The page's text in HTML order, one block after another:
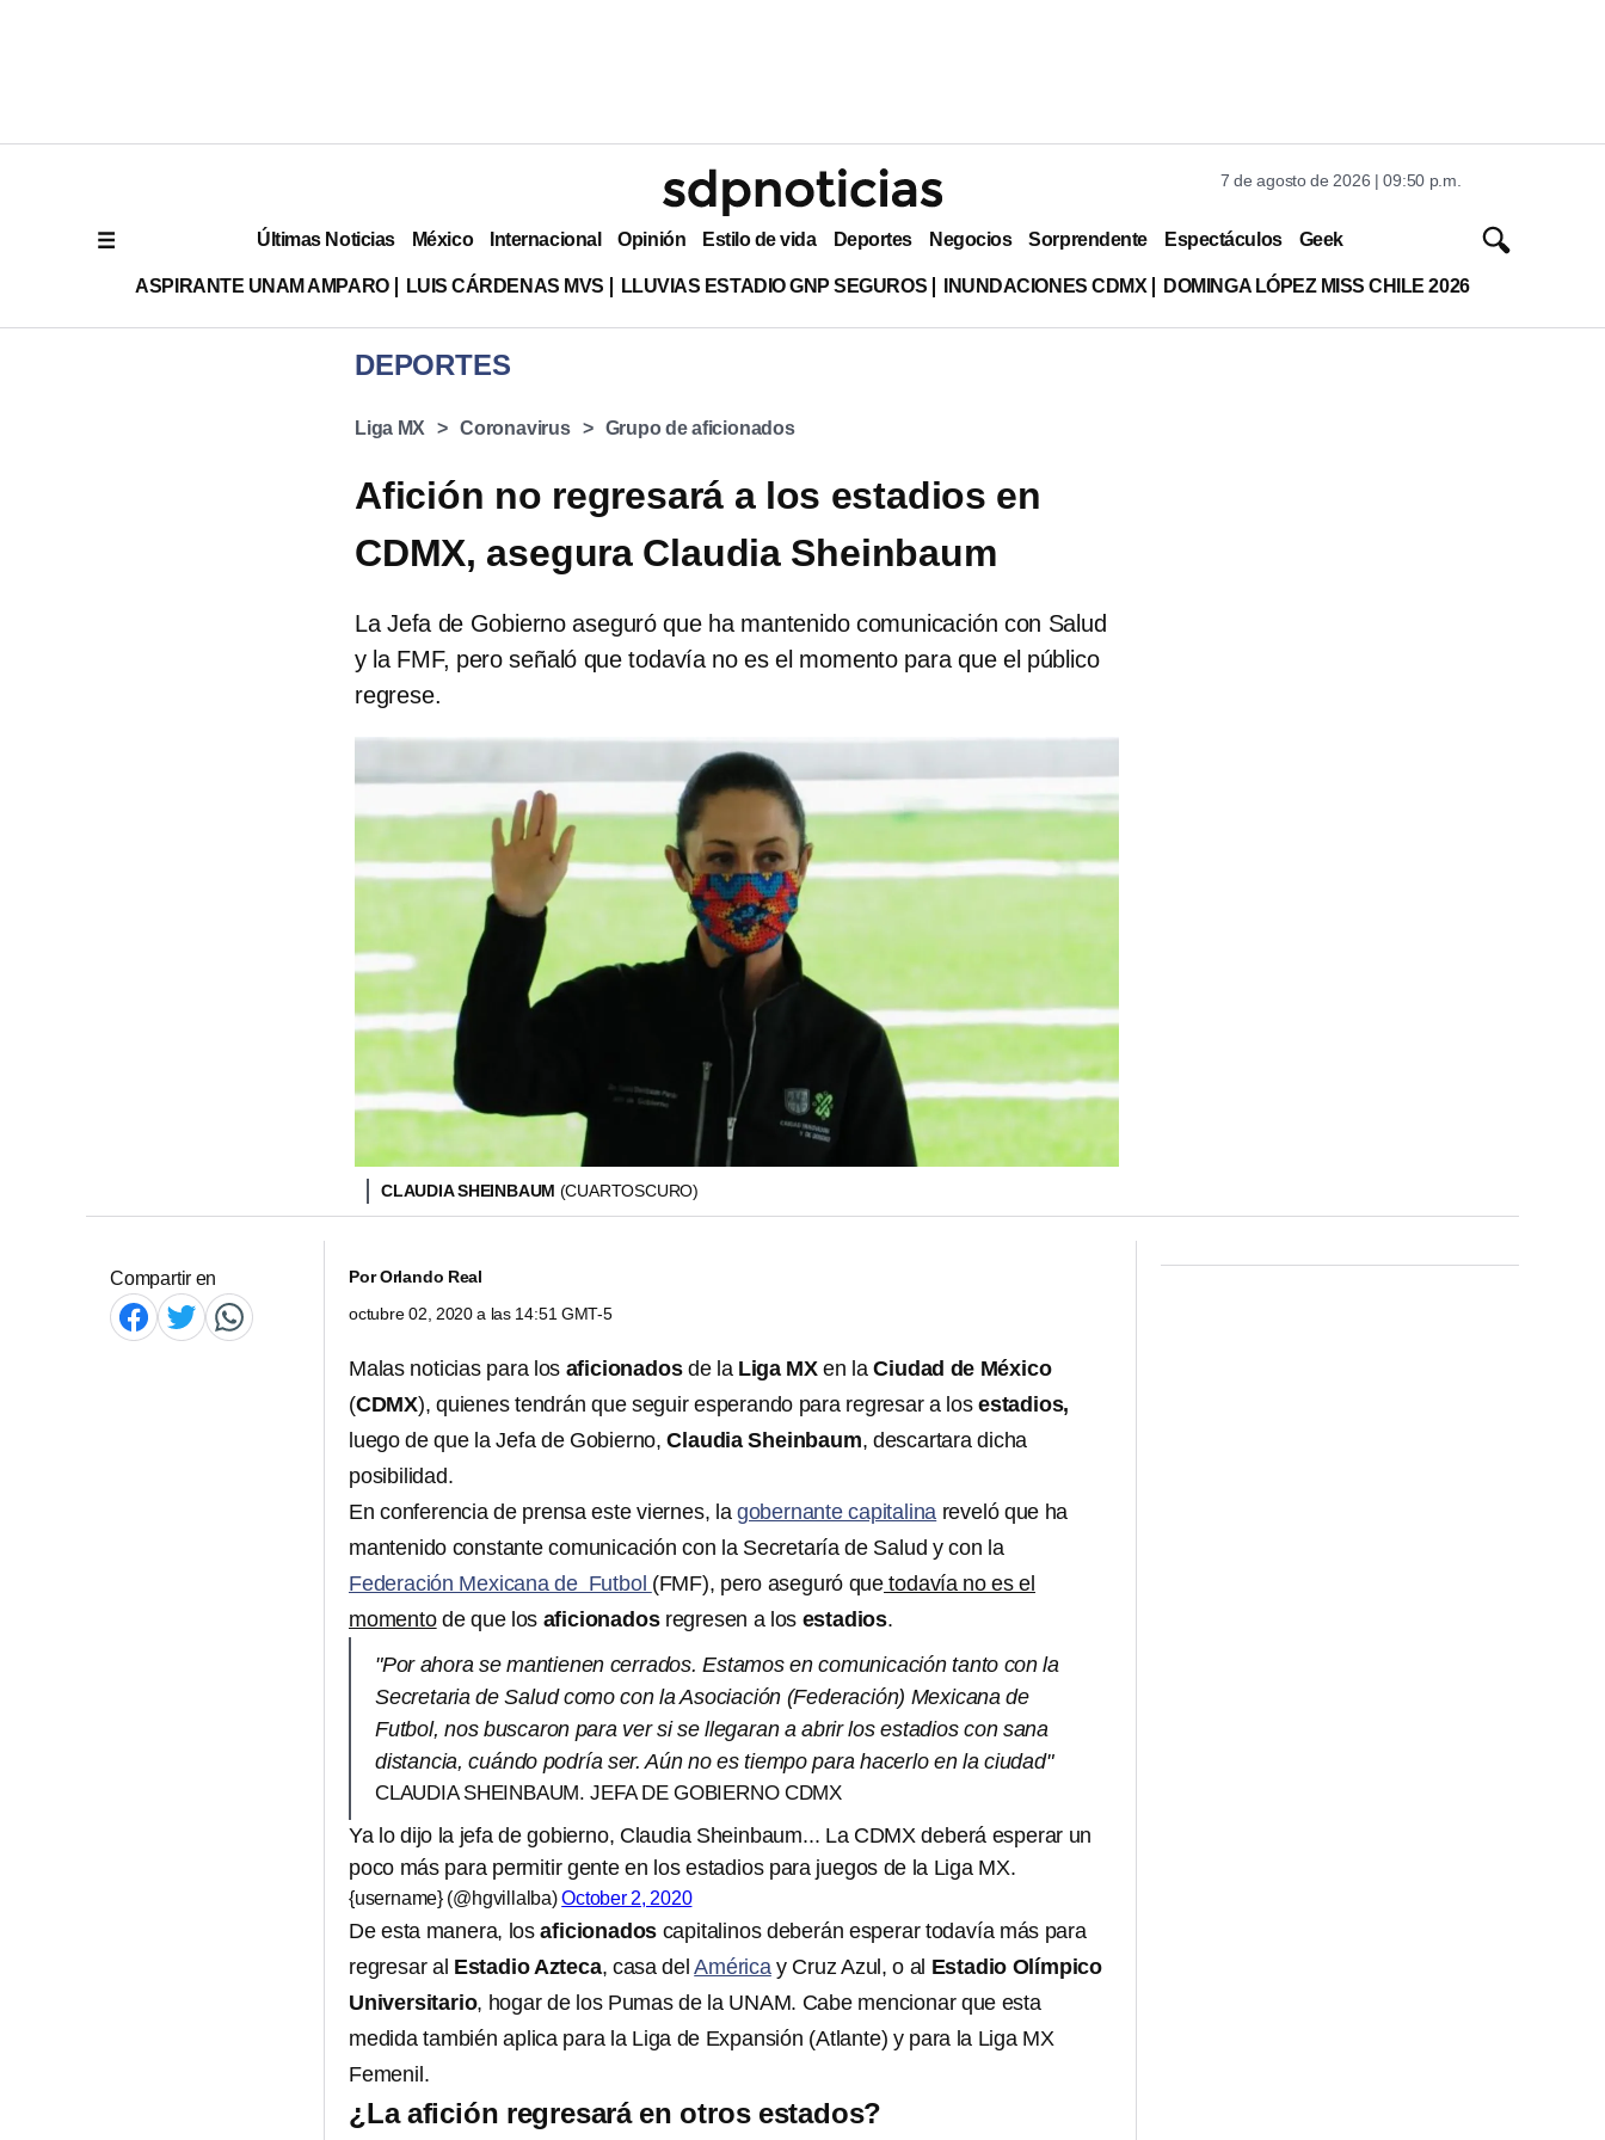
7 de agosto de 2026 | 09:50 p.m.
Últimas Noticias México Internacional Opinión Estilo de vida Deportes Negocios Sorprendente Espectáculos Geek
ASPIRANTE UNAM AMPARO LUIS CÁRDENAS MVS LLUVIAS ESTADIO GNP SEGUROS INUNDACIONES CDMX DOMINGA LÓPEZ MISS CHILE 2026
DEPORTES
Liga MX Coronavirus Grupo de aficionados
Afición no regresará a los estadios en
CDMX, asegura Claudia Sheinbaum
La Jefa de Gobierno aseguró que ha mantenido comunicación con Salud
y la FMF, pero señaló que todavía no es el momento para que el público
regrese.
CLAUDIA SHEINBAUM (CUARTOSCURO)
Compartir en PorOrlando Real
octubre 02, 2020 a las 14:51 GMT-5
Malas noticias para los aficionadosde la Liga MX en laCiudad de México
(CDMX), quienes tendrán que seguir esperando para regresar a losestadios,
luego de que la Jefa de Gobierno,Claudia Sheinbaum, descartara dicha
posibilidad.
En conferencia de prensa este viernes, la gobernante capitalina reveló que ha
mantenido constante comunicación con la Secretaría de Salud y con la
Federación Mexicana de Futbol (FMF), pero aseguró que todavía no es el
momentode que los aficionadosregresen a los estadios.
"Por ahora se mantienen cerrados. Estamos en comunicación tanto con la
Secretaria de Salud como con la Asociación (Federación) Mexicana de
Futbol, nos buscaron para ver si se llegaran a abrir los estadios con sana
distancia, cuándo podría ser. Aún no es tiempo para hacerlo en la ciudad"
CLAUDIA SHEINBAUM. JEFA DE GOBIERNO CDMX
Ya lo dijo la jefa de gobierno, Claudia Sheinbaum... La CDMX deberá esperar un
poco más para permitir gente en los estadios para juegos de la Liga MX.
{username} (@hgvillalba)October 2, 2020
De esta manera, losaficionados capitalinos deberán esperar todavía más para
regresar al Estadio Azteca, casa delAméricay Cruz Azul, o al Estadio Olímpico
Universitario, hogar de los Pumas de la UNAM. Cabe mencionar que esta
medida también aplica para la Liga de Expansión (Atlante) y para la Liga MX
Femenil.
¿La afición regresará en otros estados?